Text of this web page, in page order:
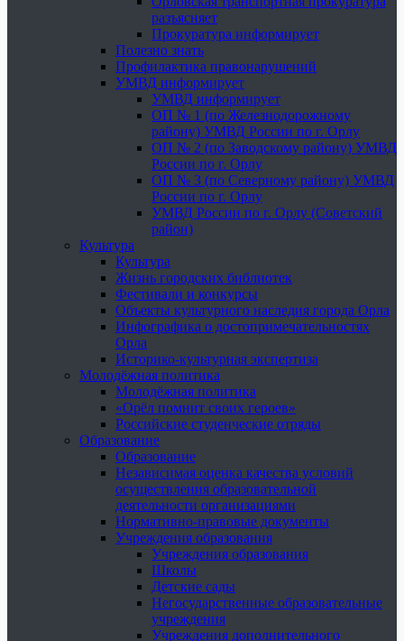
разъясняет
Прокуратура информирует
Полезно знать
Профилактика правонарушений
УМВД информирует
УМВД информирует
ОП № 1 (по Железнодорожному
району) УМВД России по г. Орлу
ОП № 2 (по Заводскому району) УМВД
России по г. Орлу
ОП № 3 (по Северному району) УМВД
России по г. Орлу
УМВД России по г. Орлу (Советский
район)
Культура
Культура
Жизнь городских библиотек
Фестивали и конкурсы
Объекты культурного наследия города Орла
Инфографика о достопримечательностях
Орла
Историко-культурная экспертиза
Молодёжная политика
Молодёжная политика
«Орёл помнит своих героев»
Российские студенческие отряды
Образование
Образование
Независимая оценка качества условий
осуществления образовательной
деятельности организациями
Нормативно-правовые документы
Учреждения образования
Учреждения образования
Школы
Детские сады
Негосударственные образовательные
учреждения
Учреждения дополнительного